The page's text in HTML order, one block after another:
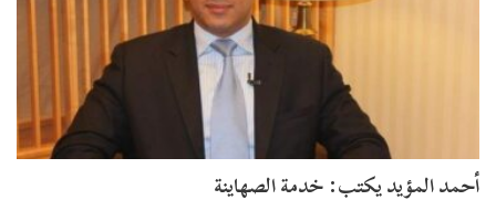
أحمد المؤيد يكتب: خدمة الصهاينة